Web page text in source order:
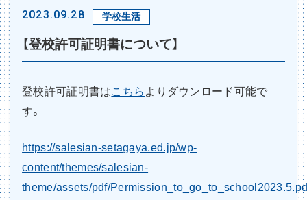
2023.09.28 学校生活
【登校許可証明書について】
登校許可証明書はこちら よりダウンロード可能で
す。
https://salesian-setagaya.ed.jp/wp-
content/themes/salesian-
theme/assets/pdf/